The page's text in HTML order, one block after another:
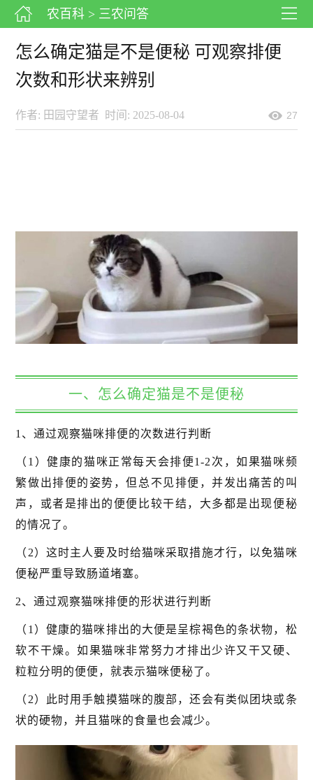
农百科 > 三农问答
怎么确定猫是不是便秘 可观察排便
次数和形状来辨别
作者: 田园守望者 时间: 2025-08-04 27
一、怎么确定猫是不是便秘
1、通过观察猫咪排便的次数进行判断
（1）健康的猫咪正常每天会排便1-2次，如果猫咪频
繁做出排便的姿势，但总不见排便，并发出痛苦的叫
声，或者是排出的便便比较干结，大多都是出现便秘
的情况了。
（2）这时主人要及时给猫咪采取措施才行，以免猫咪
便秘严重导致肠道堵塞。
2、通过观察猫咪排便的形状进行判断
（1）健康的猫咪排出的大便是呈棕褐色的条状物，松
软不干燥。如果猫咪非常努力才排出少许又干又硬、
粒粒分明的便便，就表示猫咪便秘了。
（2）此时用手触摸猫咪的腹部，还会有类似团块或条
状的硬物，并且猫咪的食量也会减少。